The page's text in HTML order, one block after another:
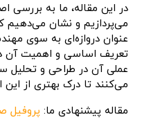
در این مقاله، ما به بررسی
می‌پردازیم و نشان می‌دهیم
عنوان دروازه‌ای به سوی
تعریف اساسی و اهمیت آن
عملی آن در طراحی و
می‌کنند تا درک بهتری از این
مقاله پیشنهادی ما: